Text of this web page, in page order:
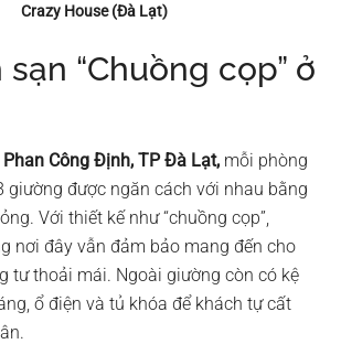
Crazy House (Đà Lạt)
sạn “Chuồng cọp” ở
Công Định, TP Đà Lạt, mỗi phòng
giường được ngăn cách với nhau bằng
Với thiết kế như “chuồng cọp”,
nơi đây vẫn đảm bảo mang đến cho
tư thoải mái. Ngoài giường còn có kệ
ổ điện và tủ khóa để khách tự cất